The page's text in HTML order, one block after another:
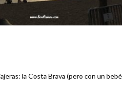
la Costa Brava (pero con un